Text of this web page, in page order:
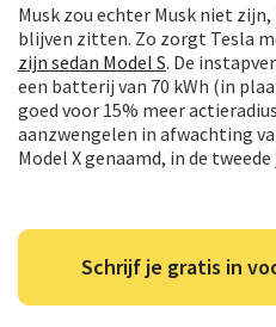
Musk zou echter Musk niet
blijven zitten. Zo zorgt Tesla
zijn sedan Model S. De
een batterij van 70 kWh (in
goed voor 15% meer
aanzwengelen in afwachting
Model X genaamd, in de
Schrijf je gratis in